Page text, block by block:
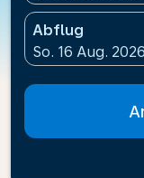
Abflug
fc-booking-
So. 16 Aug. 2026